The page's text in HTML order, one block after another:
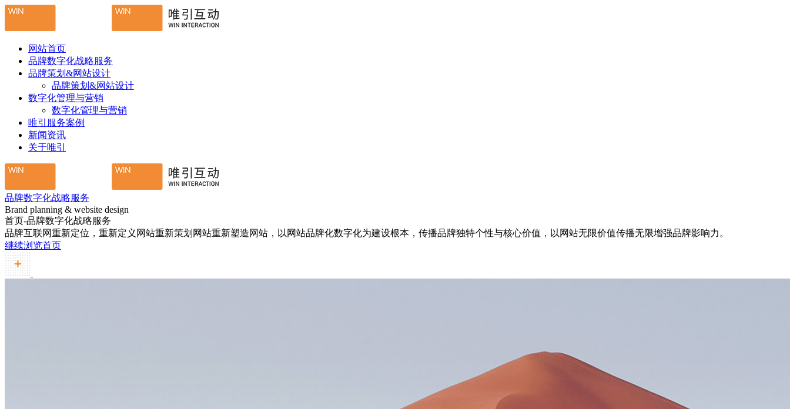
网站首页
品牌数字化战略服务
品牌策划&网站设计
品牌策划&网站设计
数字化管理与营销
数字化管理与营销
唯引服务案例
新闻资讯
关于唯引
品牌数字化战略服务
Brand planning & website design
首页-品牌数字化战略服务
品牌互联网重新定位，重新定义网站重新策划网站重新塑造网站，以网站品牌化数字化为建设根本，传播品牌独特个性与核心价值，以网站无限价值传播无限增强品牌影响力。
继续浏览首页